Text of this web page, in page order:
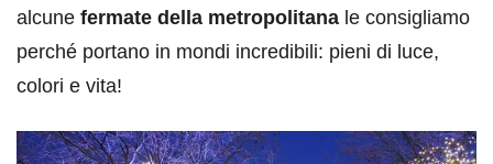
alcune fermate della metropolitana le consigliamo
perché portano in mondi incredibili: pieni di luce,
colori e vita!